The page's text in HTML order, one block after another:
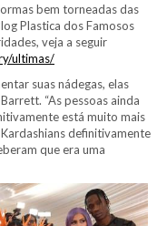
bem torneadas das
Plastica dos Famosos
veja a seguir
ultimas/
suas nádegas, elas
“As pessoas ainda
está muito mais
definitivamente
que era uma